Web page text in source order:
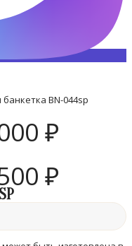
BN-044sp
₽
₽